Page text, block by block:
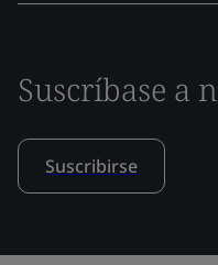
Suscríbase a
Suscribirse